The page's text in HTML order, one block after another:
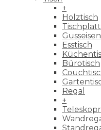
+
Holztisch
Esstisch
Bürotisch
Regal
+